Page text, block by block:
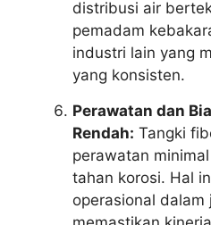
distribusi air
pemadam
industri lain yang
yang konsisten.
Perawatan dan
Rendah: Tangki
perawatan
tahan korosi. Hal
operasional dalam